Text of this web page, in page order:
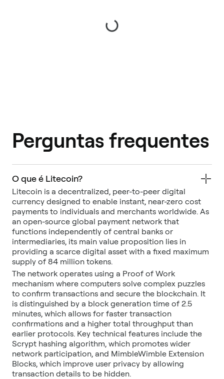
Perguntas frequentes
O que é Litecoin?
Litecoin is a decentralized, peer-to-peer digital
currency designed to enable instant, near-zero cost
payments to individuals and merchants worldwide. As
an open-source global payment network that
functions independently of central banks or
intermediaries, its main value proposition lies in
providing a scarce digital asset with a fixed maximum
supply of 84 million tokens.
The network operates using a Proof of Work
mechanism where computers solve complex puzzles
to confirm transactions and secure the blockchain. It
is distinguished by a block generation time of 2.5
minutes, which allows for faster transaction
confirmations and a higher total throughput than
earlier protocols. Key technical features include the
Scrypt hashing algorithm, which promotes wider
network participation, and MimbleWimble Extension
Blocks, which improve user privacy by allowing
transaction details to be hidden.